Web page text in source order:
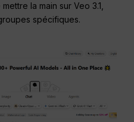
la main sur Veo 3.1,
spécifiques.